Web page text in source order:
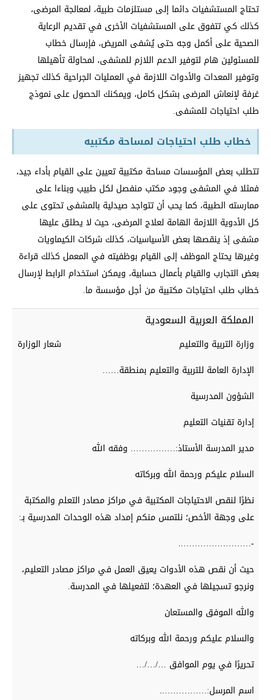
تحتاج المستشفيات دائما إلى مستلزمات طبية، لمعالجة المرضى،
كذلك كي تتفوق على المستشفيات الأخرى في تقديم الرعاية
الصحية على أكمل وجه حتى يُشفى المريض، فإرسال خطاب
للمسئولين هام لتوفير الدعم اللازم للمشفى، لمحاولة تأهيلها
وتوفير المعدات والأدوات اللازمة في العمليات الجراحية كذلك تجهيز
غرفة لإنعاش المرضى بشكل كامل، ويمكنك الحصول على نموذج
طلب احتياجات للمشفى.
خطاب طلب احتياجات لمساحة مكتبيه
تتطلب بعض المؤسسات مساحة مكتبية تعيين على القيام بأداء جيد،
فمثلا في المشفى وجود مكتب منفصل لكل طبيب وبناءا على
ممارسته الطبية، كما يحب أن تتواجد صيدلية بالمشفى تحتوى على
كل الأدوية اللازمة الهامة لعلاج المرضى، حيث لا يطلق عليها
مشفى إذ ينقصها بعض الأسياسيات، كذلك شركات الكيماويات
وغيرها يحتاج الموظف إلى القيام بوظفيته في المعمل كذلك قراءة
بعض التجارب والقيام بأعمال حسابية، ويمكن استخدام الرابط لإرسال
خطاب طلب احتياجات مكتبية من أجل مؤسسة ما.
المملكة العربية السعودية
وزارة التربية والتعليم شعار الوزارة
الإدارة العامة للتربية والتعليم بمنطقة……
الشؤون المدرسية
إدارة تقنيات التعليم
مدير المدرسة الأستاذ:……………. وفقه الله
السلام عليكم ورحمة الله وبركاته
نظرًا لنقص الاحتياجات المكتبية في مراكز مصادر التعلم والمكتبة
على وجهة الأخص؛ نلتمس منكم إمداد هذه الوحدات المدرسية بـ:
-……………………..
حيث أن نقص هذه الأدوات يعيق العمل في مراكز مصادر التعليم،
ونرجو تسجيلها في العهدة؛ لتفعيلها في المدرسة.
والله الموفق والمستعان
والسلام عليكم ورحمة الله وبركاته
تحريرًا في يوم الموافق …/…/…
اسم المرسل:……………..